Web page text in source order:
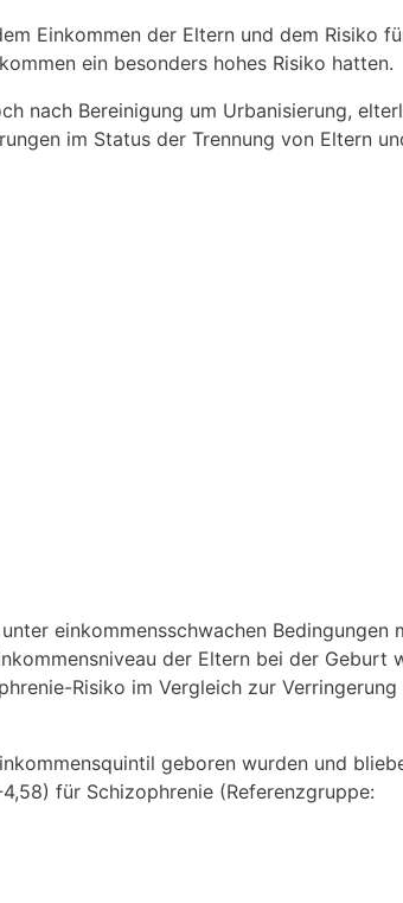
Einkommen der Eltern und dem Risiko
ein besonders hohes Risiko hatten.
nach Bereinigung um Urbanisierung,
im Status der Trennung von Eltern
einkommensschwachen Bedingungen
der Eltern bei der Geburt
Risiko im Vergleich zur Verringerung
geboren wurden und
für Schizophrenie (Referenzgruppe: